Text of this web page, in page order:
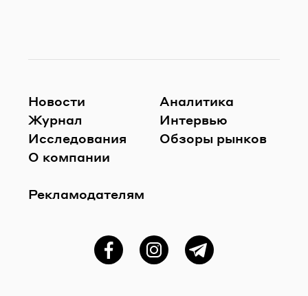
Новости
Журнал
Исследования
О компании
Рекламодателям
Аналитика
Интервью
Обзоры рынков
ФейсбукInstagramTelegram